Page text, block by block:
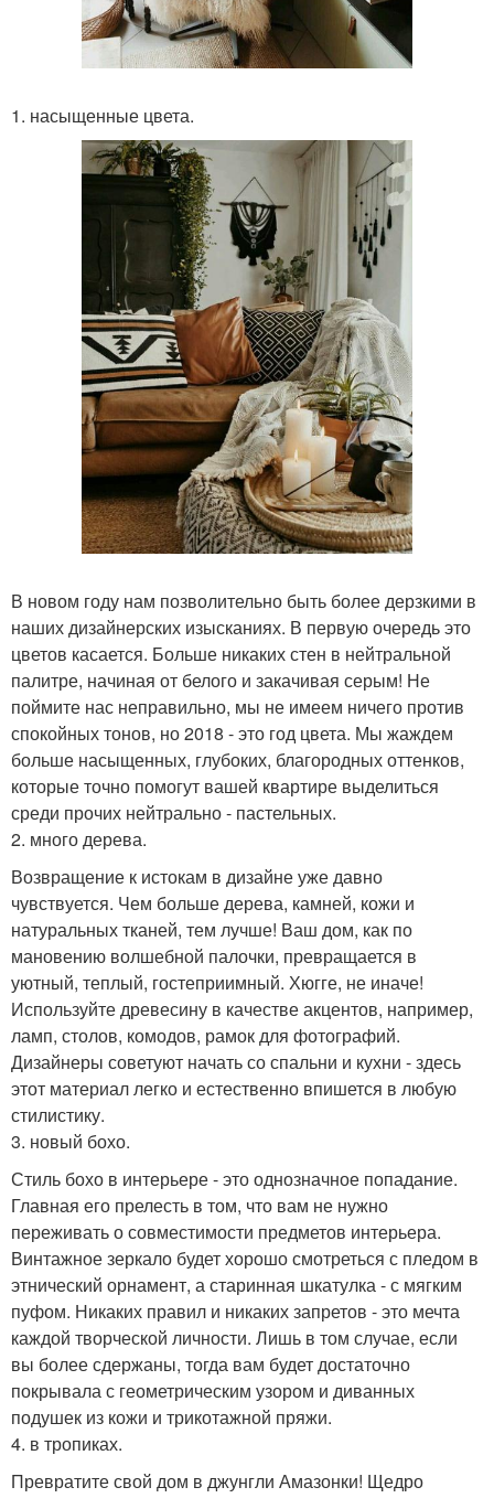
1. насыщенные цвета.
В новом году нам позволительно быть более дерзкими в
наших дизайнерских изысканиях. В первую очередь это
цветов касается. Больше никаких стен в нейтральной
палитре, начиная от белого и закачивая серым! Не
поймите нас неправильно, мы не имеем ничего против
спокойных тонов, но 2018 - это год цвета. Мы жаждем
больше насыщенных, глубоких, благородных оттенков,
которые точно помогут вашей квартире выделиться
среди прочих нейтрально - пастельных.
2. много дерева.
Возвращение к истокам в дизайне уже давно
чувствуется. Чем больше дерева, камней, кожи и
натуральных тканей, тем лучше! Ваш дом, как по
мановению волшебной палочки, превращается в
уютный, теплый, гостеприимный. Хюгге, не иначе!
Используйте древесину в качестве акцентов, например,
ламп, столов, комодов, рамок для фотографий.
Дизайнеры советуют начать со спальни и кухни - здесь
этот материал легко и естественно впишется в любую
стилистику.
3. новый бохо.
Стиль бохо в интерьере - это однозначное попадание.
Главная его прелесть в том, что вам не нужно
переживать о совместимости предметов интерьера.
Винтажное зеркало будет хорошо смотреться с пледом в
этнический орнамент, а старинная шкатулка - с мягким
пуфом. Никаких правил и никаких запретов - это мечта
каждой творческой личности. Лишь в том случае, если
вы более сдержаны, тогда вам будет достаточно
покрывала с геометрическим узором и диванных
подушек из кожи и трикотажной пряжи.
4. в тропиках.
Превратите свой дом в джунгли Амазонки! Щедро